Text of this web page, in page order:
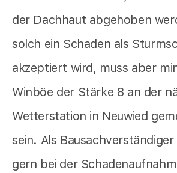
der Dachhaut abgehoben
solch ein Schaden als
akzeptiert wird, muss aber
Winböe der Stärke 8 an der
Wetterstation in Neuwied
sein. Als
gern bei der